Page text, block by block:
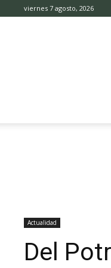
viernes 7 agosto, 2026
Actualidad
Del